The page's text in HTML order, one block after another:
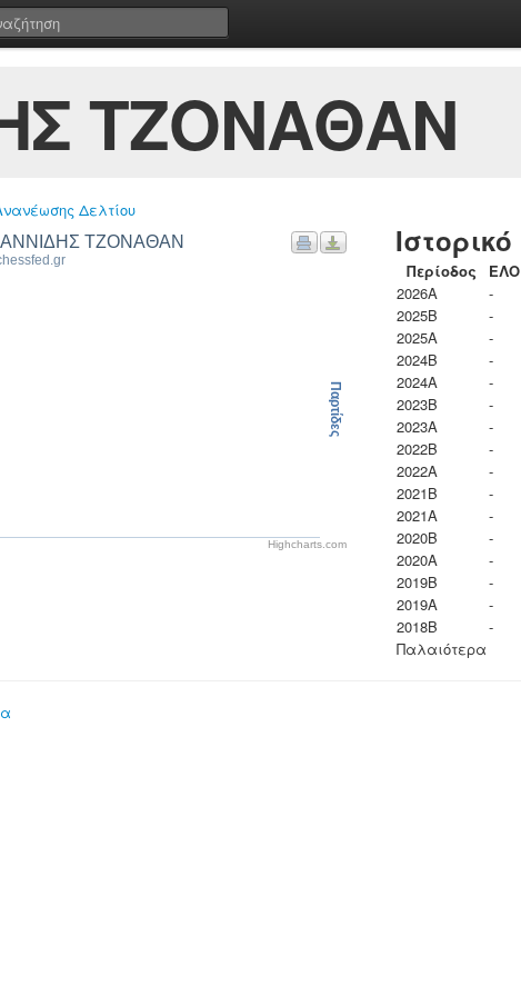
ΤΖΟΝΑΘΑΝ
Δελτίου
ΤΖΟΝΑΘΑΝ
Παρτίδες
Highcharts.com
Ιστορικό
Περίοδος ΕΛΟ
2026A
-
2025B
-
2025A
-
2024B
-
2024A
-
2023B
-
2023Α
-
2022B
-
2022A
-
2021B
-
2021A
-
2020B
-
2020A
-
2019B
-
2019A
-
2018B
-
Παλαιότερα